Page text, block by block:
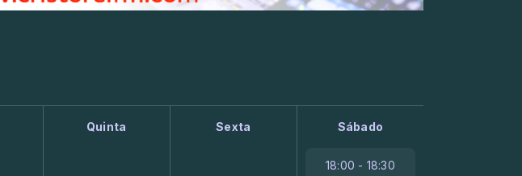
Quinta Sexta Sábado
18:00 - 18:30